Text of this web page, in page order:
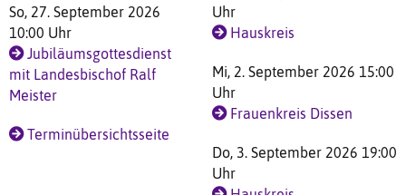
So, 27. September 2026
10:00 Uhr
Jubiläumsgottesdienst
mit Landesbischof Ralf
Meister
Terminübersichtsseite
Uhr
Hauskreis
Mi, 2. September 2026 15:00
Uhr
Frauenkreis Dissen
Do, 3. September 2026 19:00
Uhr